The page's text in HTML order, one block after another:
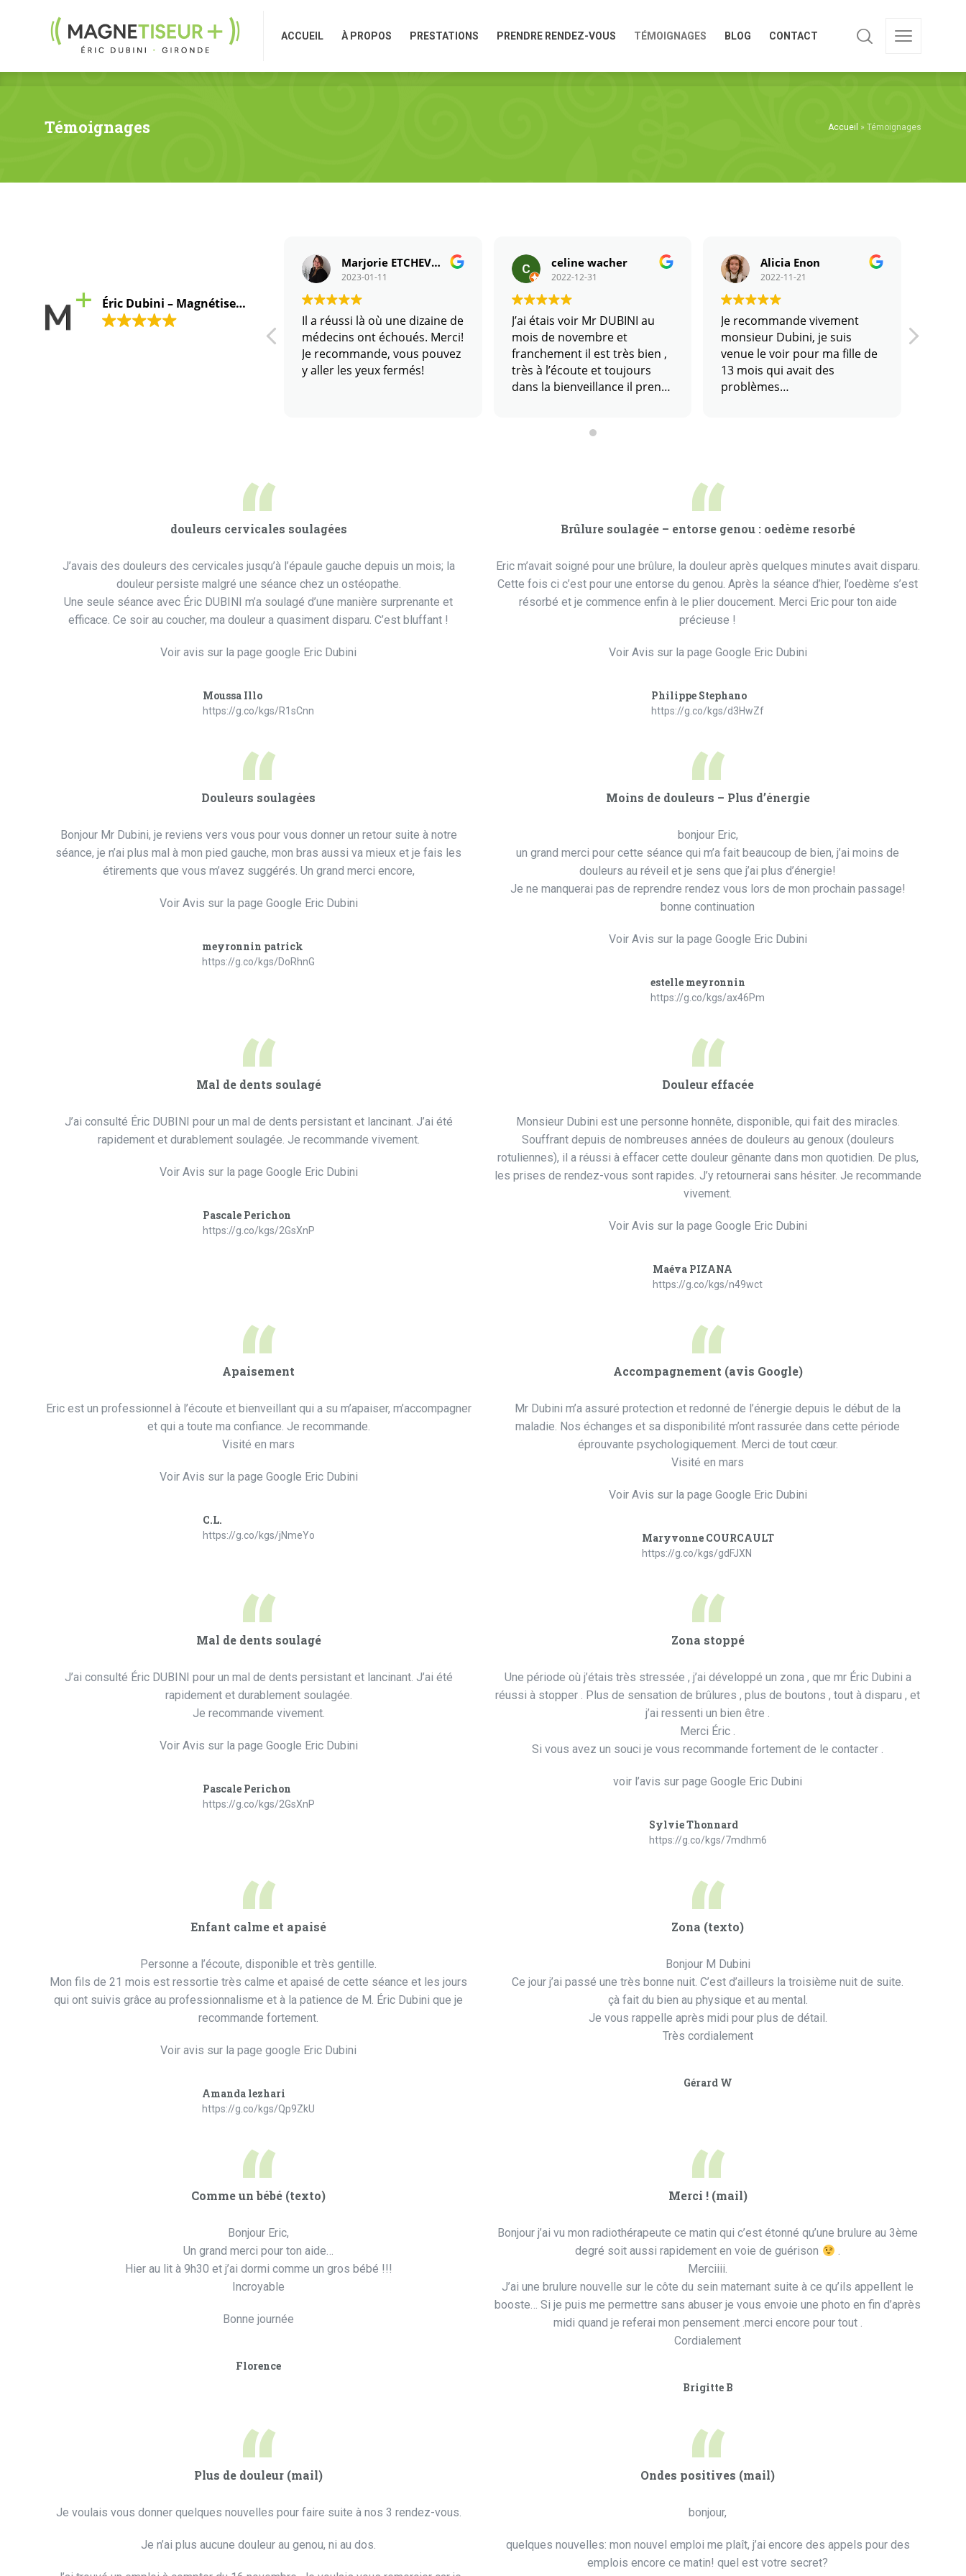
ACCUEIL À PROPOS PRESTATIONS PRENDRE RENDEZ-VOUS TÉMOIGNAGES BLOG CONTACT
Témoignages Accueil » Témoignages
Éric Dubini – Magnétiseur Gironde
Marjorie ETCHEVERRIA
2023-01-11
Il a réussi là où une dizaine de
médecins ont échoués. Merci!
Je recommande, vous pouvez
y aller les yeux fermés!
celine wacher
2022-12-31
J’ai étais voir Mr DUBINI au
mois de novembre et
franchement il est très bien ,
très à l’écoute et toujours
dans la bienveillance il prend
reprendrais rdv bientôt .
Alicia Enon
2022-11-21
Je recommande vivement
monsieur Dubini, je suis
venue le voir pour ma fille de
13 mois qui avait des
problèmes
remercie monsieur dubini.
“
douleurs cervicales soulagées
J’avais des douleurs des cervicales jusqu’à l’épaule gauche depuis un mois; la
douleur persiste malgré une séance chez un ostéopathe.
Une seule séance avec Éric DUBINI m’a soulagé d’une manière surprenante et
efficace. Ce soir au coucher, ma douleur a quasiment disparu. C’est bluffant !
Voir avis sur la page google Eric Dubini
Moussa Illo
https://g.co/kgs/R1sCnn
“
Brûlure soulagée – entorse genou : oedème resorbé
Eric m’avait soigné pour une brûlure, la douleur après quelques minutes avait disparu.
Cette fois ci c’est pour une entorse du genou. Après la séance d’hier, l’oedème s’est
résorbé et je commence enfin à le plier doucement. Merci Eric pour ton aide
précieuse !
Voir Avis sur la page Google Eric Dubini
Philippe Stephano
https://g.co/kgs/d3HwZf
“
Douleurs soulagées
Bonjour Mr Dubini, je reviens vers vous pour vous donner un retour suite à notre
séance, je n’ai plus mal à mon pied gauche, mon bras aussi va mieux et je fais les
étirements que vous m’avez suggérés. Un grand merci encore,
Voir Avis sur la page Google Eric Dubini
meyronnin patrick
https://g.co/kgs/DoRhnG
“
Moins de douleurs – Plus d’énergie
bonjour Eric,
un grand merci pour cette séance qui m’a fait beaucoup de bien, j’ai moins de
douleurs au réveil et je sens que j’ai plus d’énergie!
Je ne manquerai pas de reprendre rendez vous lors de mon prochain passage!
bonne continuation
Voir Avis sur la page Google Eric Dubini
estelle meyronnin
https://g.co/kgs/ax46Pm
“
Mal de dents soulagé
J’ai consulté Éric DUBINI pour un mal de dents persistant et lancinant. J’ai été
rapidement et durablement soulagée. Je recommande vivement.
Voir Avis sur la page Google Eric Dubini
Pascale Perichon
https://g.co/kgs/2GsXnP
“
Douleur effacée
Monsieur Dubini est une personne honnête, disponible, qui fait des miracles.
Souffrant depuis de nombreuses années de douleurs au genoux (douleurs
rotuliennes), il a réussi à effacer cette douleur gênante dans mon quotidien. De plus,
les prises de rendez-vous sont rapides. J’y retournerai sans hésiter. Je recommande
vivement.
Voir Avis sur la page Google Eric Dubini
Maéva PIZANA
https://g.co/kgs/n49wct
“
Apaisement
Eric est un professionnel à l’écoute et bienveillant qui a su m’apaiser, m’accompagner
et qui a toute ma confiance. Je recommande.
Visité en mars
Voir Avis sur la page Google Eric Dubini
C.L.
https://g.co/kgs/jNmeYo
“
Accompagnement (avis Google)
Mr Dubini m’a assuré protection et redonné de l’énergie depuis le début de la
maladie. Nos échanges et sa disponibilité m’ont rassurée dans cette période
éprouvante psychologiquement. Merci de tout cœur.
Visité en mars
Voir Avis sur la page Google Eric Dubini
Maryvonne COURCAULT
https://g.co/kgs/gdFJXN
“
Mal de dents soulagé
J’ai consulté Éric DUBINI pour un mal de dents persistant et lancinant. J’ai été
rapidement et durablement soulagée.
Je recommande vivement.
Voir Avis sur la page Google Eric Dubini
Pascale Perichon
https://g.co/kgs/2GsXnP
“
Zona stoppé
Une période où j’étais très stressée , j’ai développé un zona , que mr Éric Dubini a
réussi à stopper . Plus de sensation de brûlures , plus de boutons , tout à disparu , et
j’ai ressenti un bien être .
Merci Éric .
Si vous avez un souci je vous recommande fortement de le contacter .
voir l’avis sur page Google Eric Dubini
Sylvie Thonnard
https://g.co/kgs/7mdhm6
“
Enfant calme et apaisé
Personne a l’écoute, disponible et très gentille.
Mon fils de 21 mois est ressortie très calme et apaisé de cette séance et les jours
qui ont suivis grâce au professionnalisme et à la patience de M. Éric Dubini que je
recommande fortement.
Voir avis sur la page google Eric Dubini
Amanda lezhari
https://g.co/kgs/Qp9ZkU
“
Zona (texto)
Bonjour M Dubini
Ce jour j’ai passé une très bonne nuit. C’est d’ailleurs la troisième nuit de suite.
çà fait du bien au physique et au mental.
Je vous rappelle après midi pour plus de détail.
Très cordialement
Gérard W
“
Comme un bébé (texto)
Bonjour Eric,
Un grand merci pour ton aide…
Hier au lit à 9h30 et j’ai dormi comme un gros bébé !!!
Incroyable
Bonne journée
Florence
“
Merci ! (mail)
Bonjour j’ai vu mon radiothérapeute ce matin qui c’est étonné qu’une brulure au 3ème
degré soit aussi rapidement en voie de guérison
.
Merciiii.
J’ai une brulure nouvelle sur le côte du sein maternant suite à ce qu’ils appellent le
booste… Si je puis me permettre sans abuser je vous envoie une photo en fin d’après
midi quand je referai mon pensement .merci encore pour tout .
Cordialement
Brigitte B
“
Plus de douleur (mail)
Je voulais vous donner quelques nouvelles pour faire suite à nos 3 rendez-vous.
Je n’ai plus aucune douleur au genou, ni au dos.
“
Ondes positives (mail)
bonjour,
quelques nouvelles: mon nouvel emploi me plaît, j’ai encore des appels pour des
emplois encore ce matin! quel est votre secret?